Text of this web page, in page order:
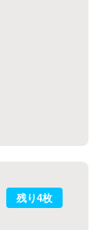
残り4枚